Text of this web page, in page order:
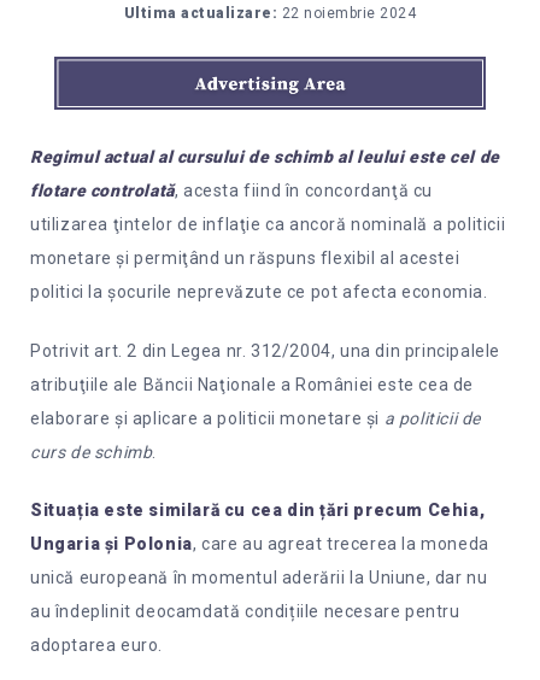
Ultima actualizare: 22 noiembrie 2024
Regimul actual al cursului de schimb al leului este cel de
flotare controlată, acesta fiind în concordanţă cu
utilizarea ţintelor de inflaţie ca ancoră nominală a politicii
monetare şi permiţând un răspuns flexibil al acestei
politici la şocurile neprevăzute ce pot afecta economia.
Potrivit art. 2 din Legea nr. 312/2004, una din principalele
atribuţiile ale Băncii Naţionale a României este cea de
elaborare şi aplicare a politicii monetare şi a politicii de
curs de schimb.
Situația este similară cu cea din țări precum Cehia,
Ungaria și Polonia, care au agreat trecerea la moneda
unică europeană în momentul aderării la Uniune, dar nu
au îndeplinit deocamdată condițiile necesare pentru
adoptarea euro.